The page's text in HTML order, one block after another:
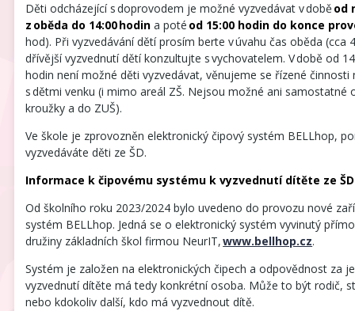
Děti odcházející s doprovodem je možné vyzvedávat v době od
z oběda do 14:00hodin a poté od 15:00 hodin do konce
hod). Při vyzvedávání dětí prosím berte v úvahu čas oběda (cca
dřívější vyzvednutí dětí konzultujte s vychovatelem. V době od
hodin není možné děti vyzvedávat, věnujeme se řízené činnosti
s dětmi venku (i mimo areál ZŠ. Nejsou možné ani samostatné
kroužky a do ZUŠ).
Ve škole je zprovozněn elektronický čipový systém BELLhop,
vyzvedáváte děti ze ŠD.
Informace k čipovému systému k vyzvednutí dítěte ze ŠD
Od školního roku 2023/2024 bylo uvedeno do provozu nové
systém BELLhop. Jedná se o elektronický systém vyvinutý
družiny základních škol firmou NeurIT,www.bellhop.cz.
Systém je založen na elektronických čipech a odpovědnost za
vyzvednutí dítěte má tedy konkrétní osoba. Může to být rodič,
nebo kdokoliv další, kdo má vyzvednout dítě.